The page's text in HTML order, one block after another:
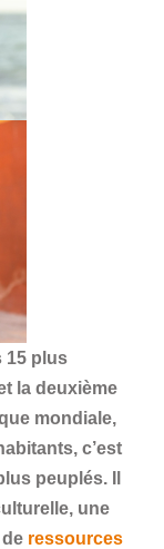
15 plus
la deuxième
mondiale,
c’est
peuplés. Il
une
ressources